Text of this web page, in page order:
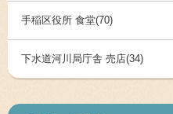
手稲区役所 食堂(70)
下水道河川局庁舎 売店(34)